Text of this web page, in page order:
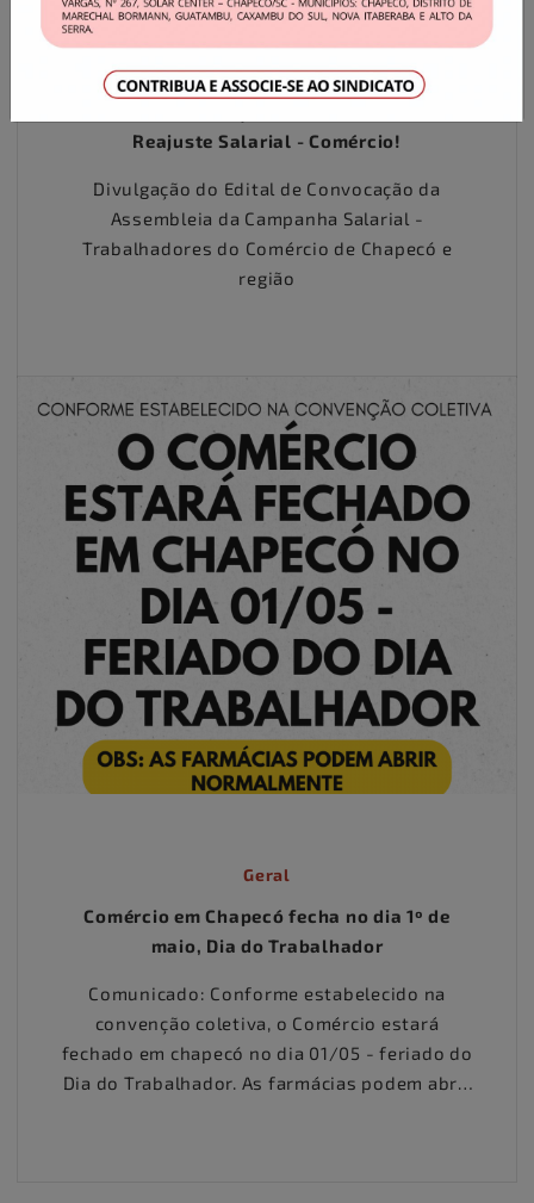
Geral
Reajuste Salarial - Comércio!
Divulgação do Edital de Convocação da
Assembleia da Campanha Salarial -
Trabalhadores do Comércio de Chapecó e
região
Geral
Comércio em Chapecó fecha no dia 1º de
maio, Dia do Trabalhador
Comunicado: Conforme estabelecido na
convenção coletiva, o Comércio estará
fechado em chapecó no dia 01/05 - feriado do
Dia do Trabalhador. As farmácias podem abrir